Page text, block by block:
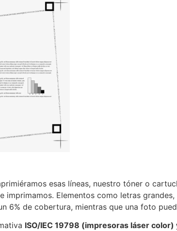
esas líneas, nuestro tóner o
imprimamos. Elementos como letras
6% de cobertura, mientras que una foto
ISO/IEC 19798 (impresoras láser